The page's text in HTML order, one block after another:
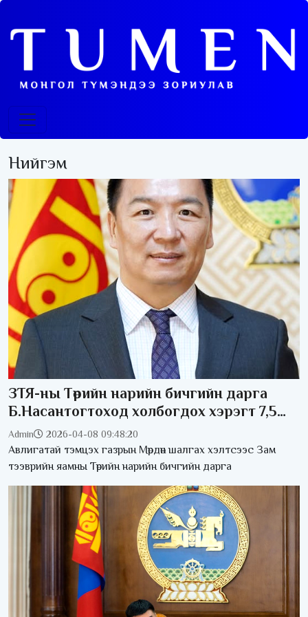
Нийгэм
ЗТЯ-ны Төрийн нарийн бичгийн дарга
Б.Насантогтоход холбогдох хэрэгт 7,5
тэрбум төгрөгийн 17 үл хөдлөх хөрөнгө, 3
тээврийн хэрэгслийг битүүмжиллээ
Admin 2026-04-08 09:48:20
Авлигатай тэмцэх газрын Мөрдөн шалгах хэлтсээс Зам
тээврийн яамны Төрийн нарийн бичгийн дарга